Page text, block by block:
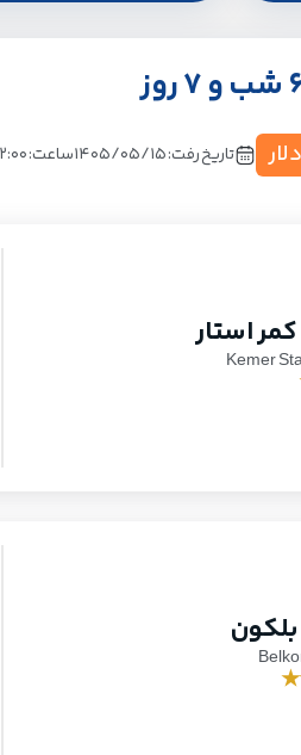
دلار تاریخ رفت: 1405/05/15 ساعت: 22:00
استار
Kemer
★